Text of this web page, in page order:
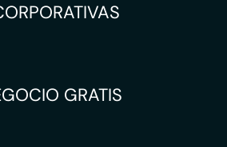
GRATIS